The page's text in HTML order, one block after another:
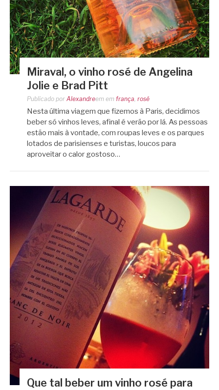
Miraval, o vinho rosé de Angelina
Jolie e Brad Pitt
Publicado por Alexandreem em frança, rosé
Nesta última viagem que fizemos à Paris, decidimos
beber só vinhos leves, afinal é verão por lá. As pessoas
estão mais à vontade, com roupas leves e os parques
lotados de parisienses e turistas, loucos para
aproveitar o calor gostoso…
Que tal beber um vinho rosé para